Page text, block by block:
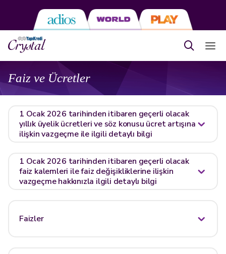
Faiz ve Ücretler
1 Ocak 2026 tarihinden itibaren geçerli olacak
yıllık üyelik ücretleri ve söz konusu ücret artışına
ilişkin vazgeçme ile ilgili detaylı bilgi
1 Ocak 2026 tarihinden itibaren geçerli olacak
faiz kalemleri ile faiz değişikliklerine ilişkin
vazgeçme hakkınızla ilgili detaylı bilgi
Faizler